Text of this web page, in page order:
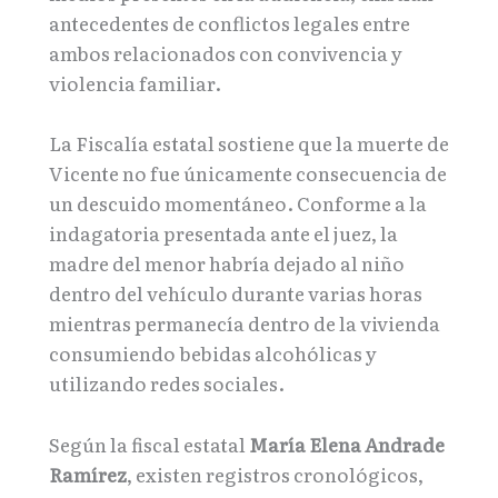
antecedentes de conflictos legales entre
ambos relacionados con convivencia y
violencia familiar.
La Fiscalía estatal sostiene que la muerte de
Vicente no fue únicamente consecuencia de
un descuido momentáneo. Conforme a la
indagatoria presentada ante el juez, la
madre del menor habría dejado al niño
dentro del vehículo durante varias horas
mientras permanecía dentro de la vivienda
consumiendo bebidas alcohólicas y
utilizando redes sociales.
Según la fiscal estatal María Elena Andrade
Ramírez, existen registros cronológicos,